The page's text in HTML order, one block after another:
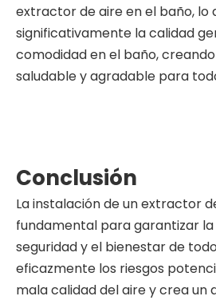
extractor de aire en el baño, lo
significativamente la calidad
comodidad en el baño,
saludable y agradable para
Conclusión
La instalación de un extractor
fundamental para garantizar
seguridad y el bienestar de
eficazmente los riesgos
mala calidad del aire y crea un